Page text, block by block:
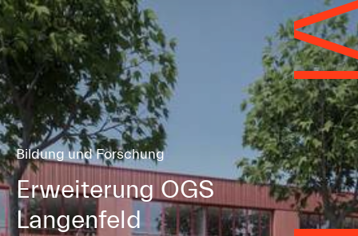
Bildung und Forschung
Erweiterung OGS
Langenfeld